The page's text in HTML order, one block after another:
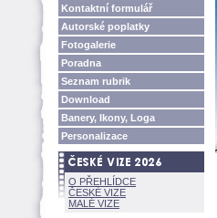
Kontaktní formulář
Autorské poplatky
Fotogalerie
Poradna
Seznam rubrik
Download
Banery, Ikony, Loga
Personalizace
O PŘEHLÍDCE
ČESKÉ VIZE
MALÉ VIZE